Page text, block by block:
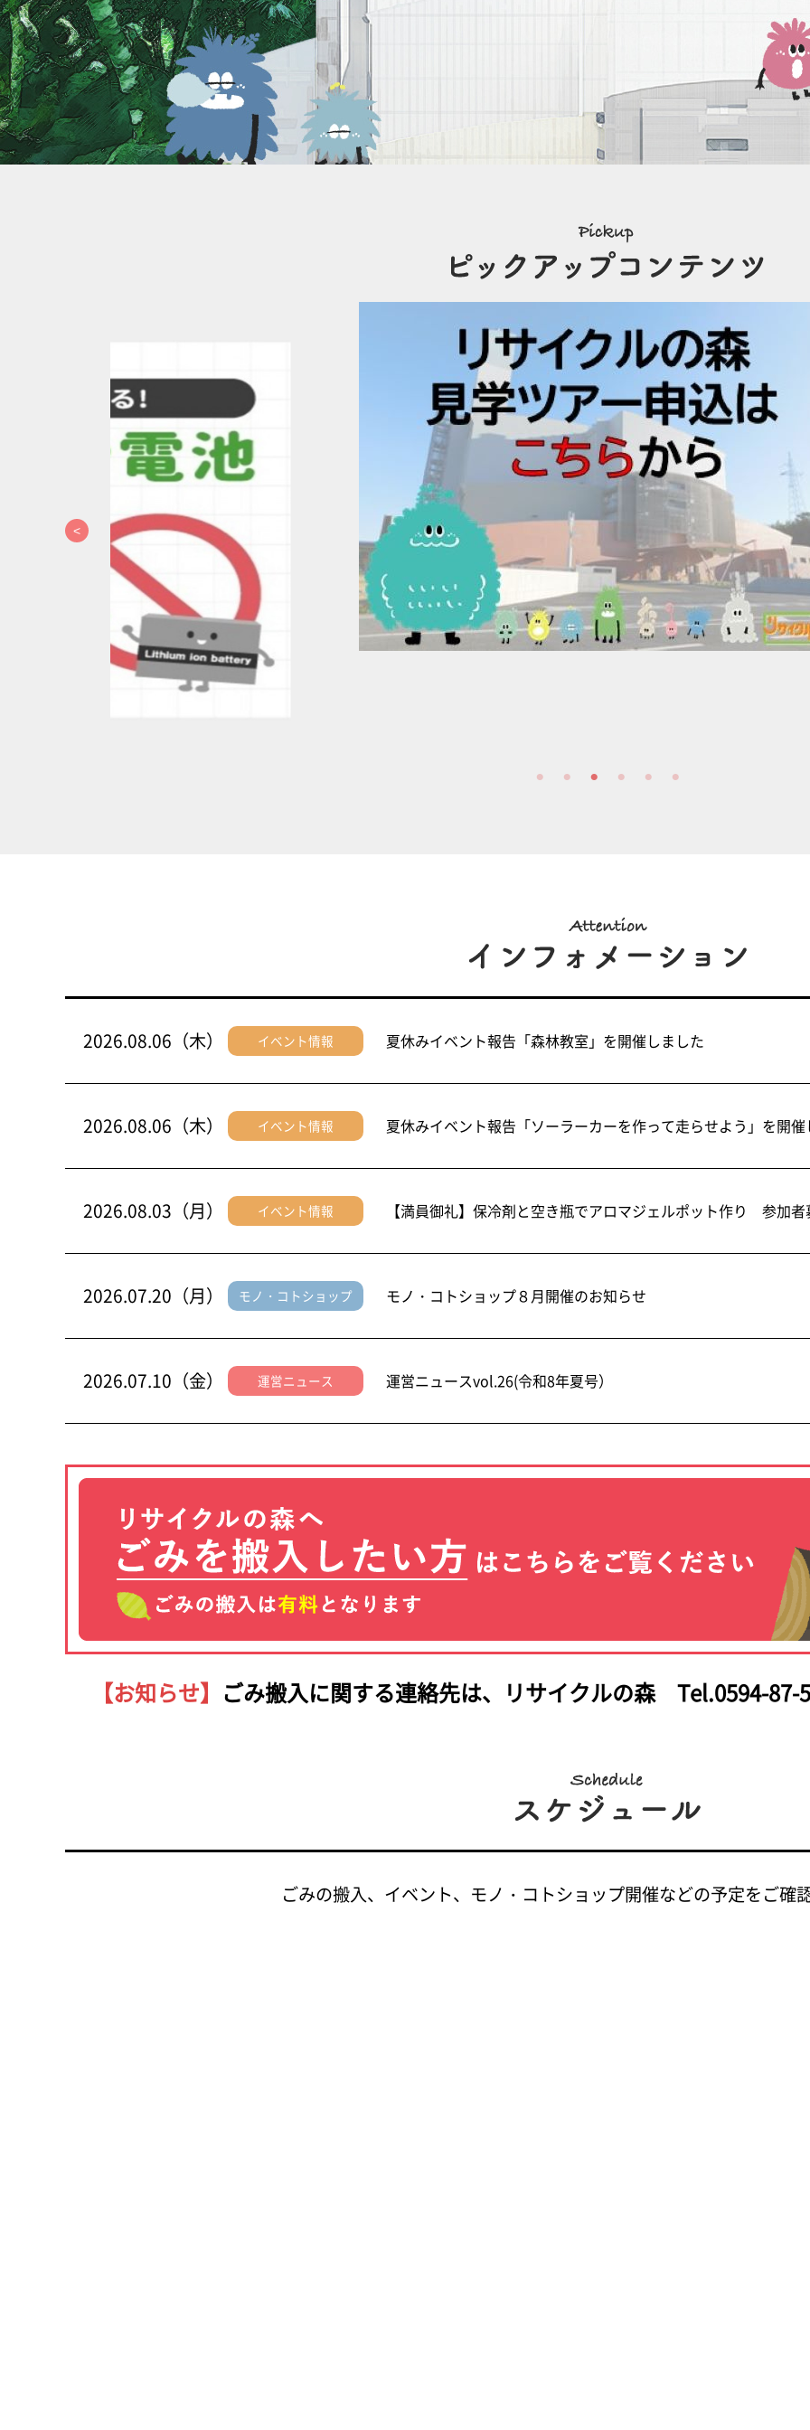
2026.08.06（木） イベント情報 夏休みイベント報告「森林教室」を開催しました
2026.08.06（木） イベント情報 夏休みイベント報告「ソーラーカーを作って走らせよう」を開
2026.08.03（月） イベント情報 【満員御礼】保冷剤と空き瓶でアロマジェルポット作り 参加
2026.07.20（月） モノ・コトショップ モノ・コトショップ８月開催のお知らせ
2026.07.10（金） 運営ニュース 運営ニュースvol.26(令和8年夏号）
【お知らせ】 ごみ搬入に関する連絡先は、 リサイクルの森 Tel.0594-87-
ごみの搬入、イベント、モノ・コトショップ開催などの予定をご確